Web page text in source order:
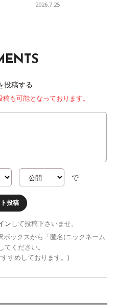
2026.7.25
投稿する
も可能となっております。
で
投稿
ン して投稿下さいませ。
ックスから「匿名(ニックネーム
てください。
すめしております。)